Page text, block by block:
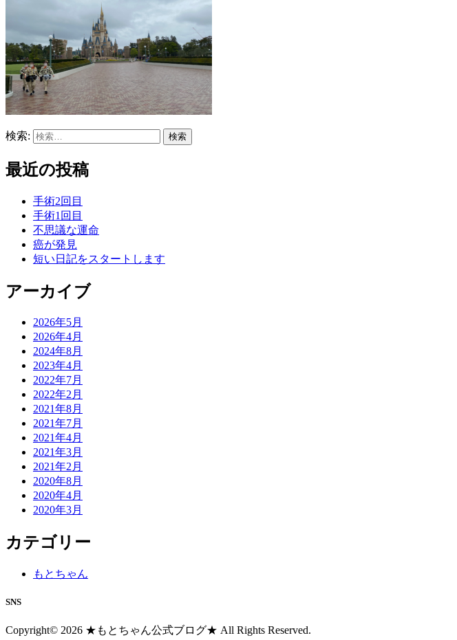
検索:
最近の投稿
手術2回目
手術1回目
不思議な運命
癌が発見
短い日記をスタートします
アーカイブ
2026年5月
2026年4月
2024年8月
2023年4月
2022年7月
2022年2月
2021年8月
2021年7月
2021年4月
2021年3月
2021年2月
2020年8月
2020年4月
2020年3月
カテゴリー
もとちゃん
SNS
Copyright© 2026 ★もとちゃん公式ブログ★ All Rights Reserved.